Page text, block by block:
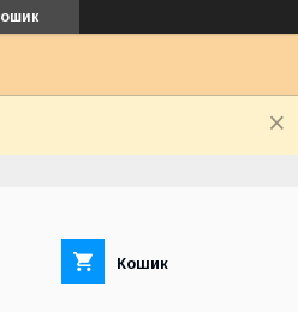
Кошик